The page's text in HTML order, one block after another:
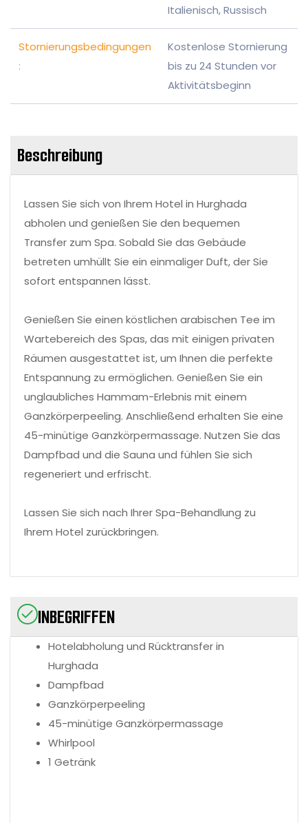
Italienisch, Russisch
Stornierungsbedingungen
:
Kostenlose Stornierung
bis zu 24 Stunden vor
Aktivitätsbeginn
Beschreibung
Lassen Sie sich von Ihrem Hotel in Hurghada
abholen und genießen Sie den bequemen
Transfer zum Spa. Sobald Sie das Gebäude
betreten umhüllt Sie ein einmaliger Duft, der Sie
sofort entspannen lässt.
Genießen Sie einen köstlichen arabischen Tee im
Wartebereich des Spas, das mit einigen privaten
Räumen ausgestattet ist, um Ihnen die perfekte
Entspannung zu ermöglichen. Genießen Sie ein
unglaubliches Hammam-Erlebnis mit einem
Ganzkörperpeeling. Anschließend erhalten Sie eine
45-minütige Ganzkörpermassage. Nutzen Sie das
Dampfbad und die Sauna und fühlen Sie sich
regeneriert und erfrischt.
Lassen Sie sich nach Ihrer Spa-Behandlung zu
Ihrem Hotel zurückbringen.
INBEGRIFFEN
Hotelabholung und Rücktransfer in
Hurghada
Dampfbad
Ganzkörperpeeling
45-minütige Ganzkörpermassage
Whirlpool
1 Getränk